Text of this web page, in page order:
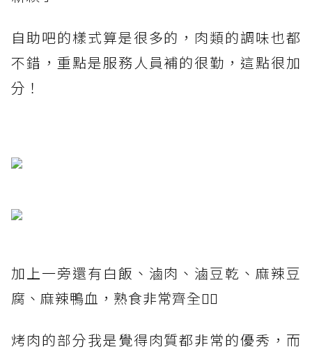
自助吧的樣式算是很多的，肉類的調味也都
不錯，重點是服務人員補的很勤，這點很加
分！
加上一旁還有白飯、滷肉、滷豆乾、麻辣豆
腐、麻辣鴨血，熟食非常齊全👍🏻
烤肉的部分我是覺得肉質都非常的優秀，而